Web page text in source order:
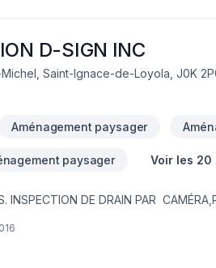
D-SIGN INC
Michel, Saint-Ignace-de-Loyola, J0K
Aménagement paysager
paysager Voir les 20
INSPECTION DE DRAIN PAR